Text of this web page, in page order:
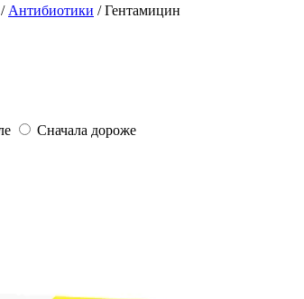
/ Антибиотики / Гентамицин
Сначала дороже